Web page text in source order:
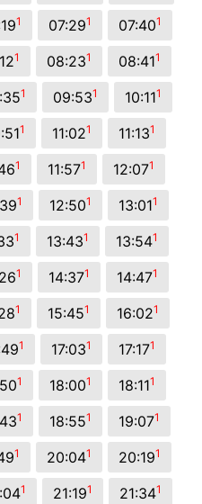
1 07:291 07:401
1 08:231 08:411
1 09:531 10:111
1 11:021 11:131
1 11:571 12:071
1 12:501 13:011
1 13:431 13:541
1 14:371 14:471
1 15:451 16:021
1 17:031 17:171
1 18:001 18:111
1 18:551 19:071
1 20:041 20:191
1 21:191 21:341